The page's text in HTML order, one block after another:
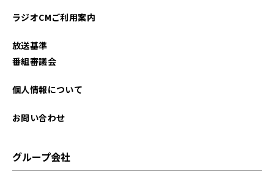
2023年07月
2022年12月
ラジオCMご利用案内
放送基準
番組審議会
個人情報について
お問い合わせ
グループ会社